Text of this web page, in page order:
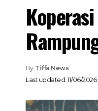
Last updated: 11/06/2026
By Tiffa News